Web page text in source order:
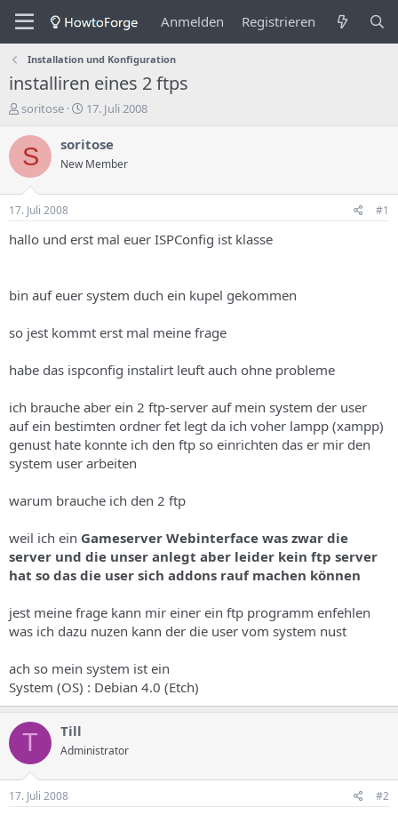
Anmelden Registrieren
Installation und Konfiguration
installiren eines 2 ftps
E
s
t
e
l
e
r
T
e
a
s
soritose
E
s
e
n
a
u
17. Juli 2008
S soritose
New Member
17. Juli 2008 #1
hallo und erst mal euer ISPConfig ist klasse
bin auf euer system duch ein kupel gekommen
so jest kommt erst mal meine frage
habe das ispconfig instalirt leuft auch ohne probleme
ich brauche aber ein 2 ftp-server auf mein system der user
auf ein bestimten ordner fet legt da ich voher lampp (xampp)
genust hate konnte ich den ftp so einrichten das er mir den
system user arbeiten
warum brauche ich den 2 ftp
weil ich ein Gameserver Webinterface was zwar die
server und die unser anlegt aber leider kein ftp server
hat so das die user sich addons rauf machen können
jest meine frage kann mir einer ein ftp programm enfehlen
was ich dazu nuzen kann der die user vom system nust
ach so mein system ist ein
System (OS) : Debian 4.0 (Etch)
T Till
Administrator
17. Juli 2008 #2